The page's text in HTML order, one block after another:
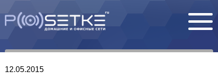
12.05.2015